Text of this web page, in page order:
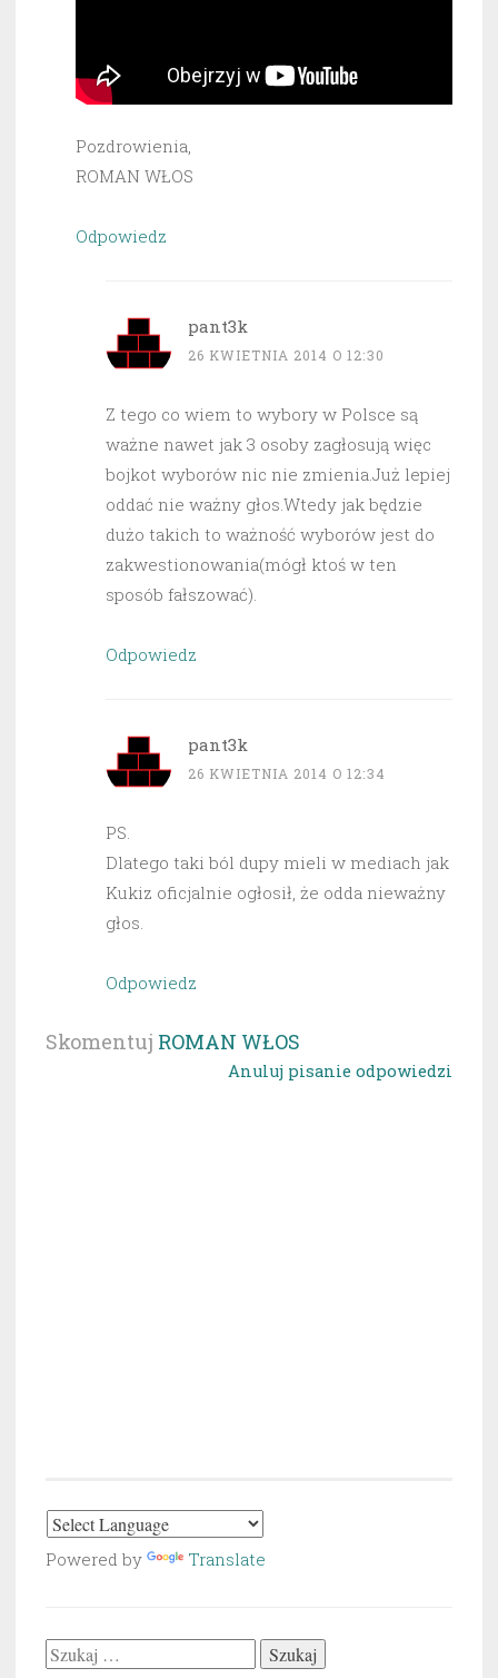
Pozdrowienia,
ROMAN WŁOS
Odpowiedz
pant3k
26 KWIETNIA 2014 O 12:30
Z tego co wiem to wybory w Polsce są
ważne nawet jak 3 osoby zagłosują więc
bojkot wyborów nic nie zmienia.Już lepiej
oddać nie ważny głos.Wtedy jak będzie
dużo takich to ważność wyborów jest do
zakwestionowania(mógł ktoś w ten
sposób fałszować).
Odpowiedz
pant3k
26 KWIETNIA 2014 O 12:34
PS.
Dlatego taki ból dupy mieli w mediach jak
Kukiz oficjalnie ogłosił, że odda nieważny
głos.
Odpowiedz
Skomentuj ROMAN WŁOS
Anuluj pisanie odpowiedzi
Powered by Translate
Szukaj: